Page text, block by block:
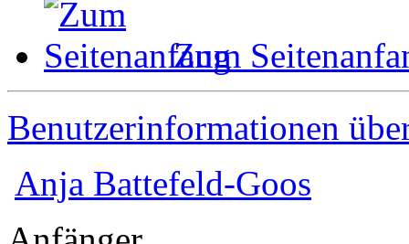
Zum
Benutzerinformationen
Anja Battefeld-Goos